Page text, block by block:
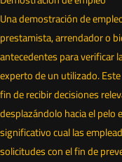
Una demostración de
prestamista, arrendador o
antecedentes para verificar
experto de un utilizado.
fin de recibir decisiones
desplazándolo hacia el
significativo cual las
solicitudes con el fin de